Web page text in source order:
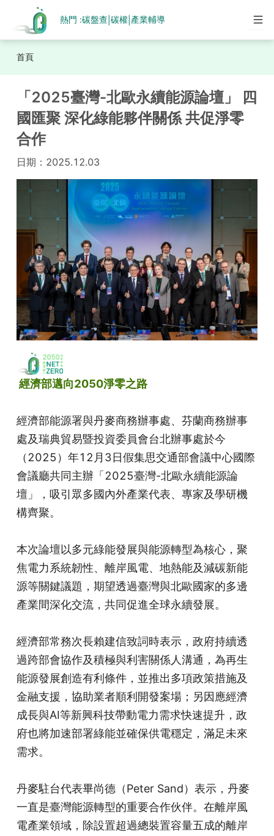
熱門 :碳盤查 碳權| 產業輔導
首頁
「2025臺灣-北歐永續能源論壇」 四
國匯聚 深化綠能夥伴關係 共促淨零
合作
日期： 2025.12.03
經濟部邁向2050淨零之路
經濟部能源署與丹麥商務辦事處、芬蘭商務辦事
處及瑞典貿易暨投資委員會台北辦事處於今
（2025）年12月3日假集思交通部會議中心國際
會議廳共同主辦「2025臺灣-北歐永續能源論
壇」，吸引眾多國內外產業代表、專家及學研機
構齊聚。
本次論壇以多元綠能發展與能源轉型為核心，聚
焦電力系統韌性、離岸風電、地熱能及減碳新能
源等關鍵議題，期望透過臺灣與北歐國家的多邊
產業間深化交流，共同促進全球永續發展。
經濟部常務次長賴建信致詞時表示，政府持續透
過跨部會協作及積極與利害關係人溝通，為再生
能源發展創造有利條件，並推出多項政策措施及
金融支援，協助業者順利開發案場；另因應經濟
成長與AI等新興科技帶動電力需求快速提升，政
府也將加速部署綠能並確保供電穩定，滿足未來
需求。
丹麥駐台代表畢尚德（Peter Sand）表示，丹麥
一直是臺灣能源轉型的重要合作伙伴。在離岸風
電產業領域，除設置超過總裝置容量五成的離岸